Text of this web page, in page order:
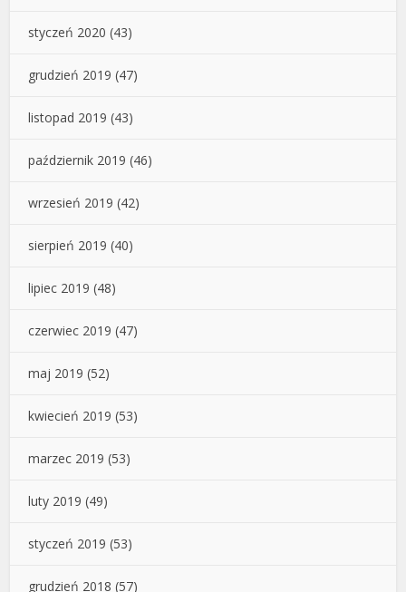
styczeń 2020 (43)
grudzień 2019 (47)
listopad 2019 (43)
październik 2019 (46)
wrzesień 2019 (42)
sierpień 2019 (40)
lipiec 2019 (48)
czerwiec 2019 (47)
maj 2019 (52)
kwiecień 2019 (53)
marzec 2019 (53)
luty 2019 (49)
styczeń 2019 (53)
grudzień 2018 (57)